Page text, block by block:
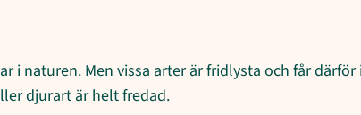
i naturen. Men vissa arter är fridlysta och får därför
djurart är helt fredad.